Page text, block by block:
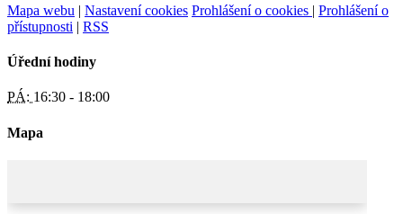
Mapa webu | Nastavení cookies Prohlášení o cookies | Prohlášení o
přístupnosti | RSS
Úřední hodiny
PÁ: 16:30 - 18:00
Mapa